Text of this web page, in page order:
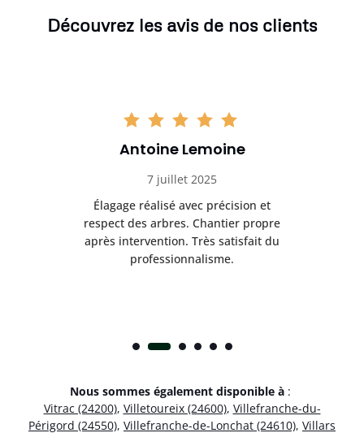
Découvrez les avis de nos clients
Antoine Lemoine
7 juillet 2025
Élagage réalisé avec précision et
respect des arbres. Chantier propre
après intervention. Très satisfait du
professionnalisme.
Nous sommes également disponible à :
Vitrac (24200), Villetoureix (24600), Villefranche-du-
Périgord (24550), Villefranche-de-Lonchat (24610), Villars